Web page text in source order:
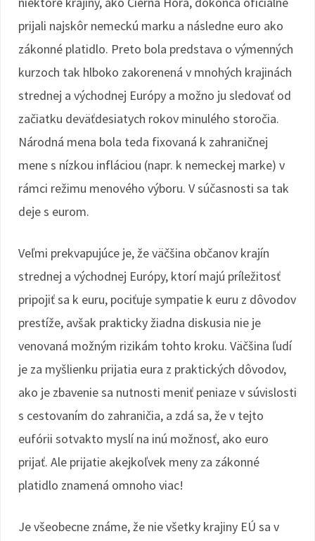
prijali najskôr nemeckú marku a následne euro ako
zákonné platidlo. Preto bola predstava o výmenných
kurzoch tak hlboko zakorenená v mnohých krajinách
strednej a východnej Európy a možno ju sledovať od
začiatku deväťdesiatych rokov minulého storočia.
Národná mena bola teda fixovaná k zahraničnej
mene s nízkou infláciou (napr. k nemeckej marke) v
rámci režimu menového výboru. V súčasnosti sa tak
deje s eurom.
Veľmi prekvapujúce je, že väčšina občanov krajín
strednej a východnej Európy, ktorí majú príležitosť
pripojiť sa k euru, pociťuje sympatie k euru z dôvodov
prestíže, avšak prakticky žiadna diskusia nie je
venovaná možným rizikám tohto kroku. Väčšina ľudí
je za myšlienku prijatia eura z praktických dôvodov,
ako je zbavenie sa nutnosti meniť peniaze v súvislosti
s cestovaním do zahraničia, a zdá sa, že v tejto
eufórii sotvakto myslí na inú možnosť, ako euro
prijať. Ale prijatie akejkoľvek meny za zákonné
platidlo znamená omnoho viac!
Je všeobecne známe, že nie všetky krajiny EÚ sa v